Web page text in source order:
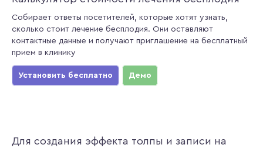
Собирает ответы посетителей, которые хотят узнать,
сколько стоит лечение бесплодия. Они оставляют
контактные данные и получают приглашение на бесплатный
прием в клинику
Установить бесплатно Демо
Для создания эффекта толпы и записи на